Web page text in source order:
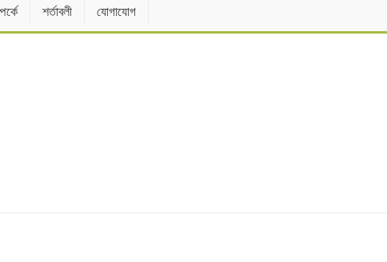
শর্তাবলী যোগাযোগ